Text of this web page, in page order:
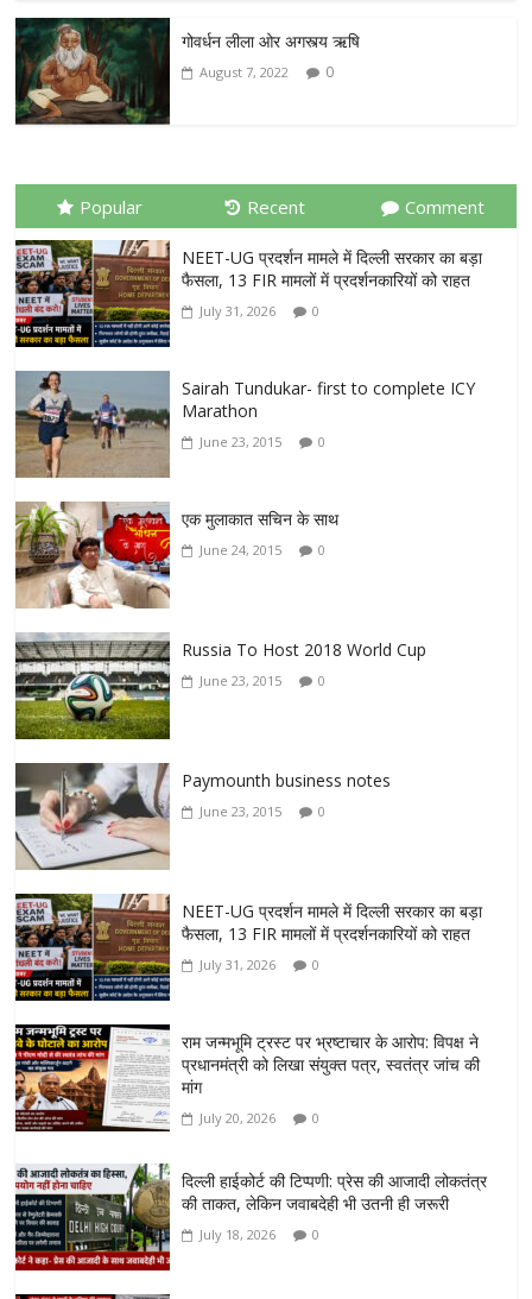
गोवर्धन लीला ओर अगस्त्य ऋषि
August 7, 2022 0
Popular Recent Comment
NEET-UG प्रदर्शन मामले में दिल्ली सरकार का बड़ा
फैसला, 13 FIR मामलों में प्रदर्शनकारियों को राहत
July 31, 2026 0
Sairah Tundukar- first to complete ICY
Marathon
June 23, 2015 0
एक मुलाकात सचिन के साथ
June 24, 2015 0
Russia To Host 2018 World Cup
June 23, 2015 0
Paymounth business notes
June 23, 2015 0
NEET-UG प्रदर्शन मामले में दिल्ली सरकार का बड़ा
फैसला, 13 FIR मामलों में प्रदर्शनकारियों को राहत
July 31, 2026 0
राम जन्मभूमि ट्रस्ट पर भ्रष्टाचार के आरोप: विपक्ष ने
प्रधानमंत्री को लिखा संयुक्त पत्र, स्वतंत्र जांच की
मांग
July 20, 2026 0
दिल्ली हाईकोर्ट की टिप्पणी: प्रेस की आजादी लोकतंत्र
की ताकत, लेकिन जवाबदेही भी उतनी ही जरूरी
July 18, 2026 0